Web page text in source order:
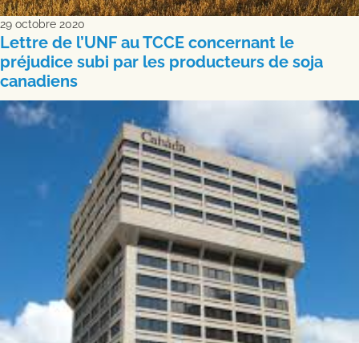
29 octobre 2020
Lettre de l’UNF au TCCE concernant le
préjudice subi par les producteurs de soja
canadiens